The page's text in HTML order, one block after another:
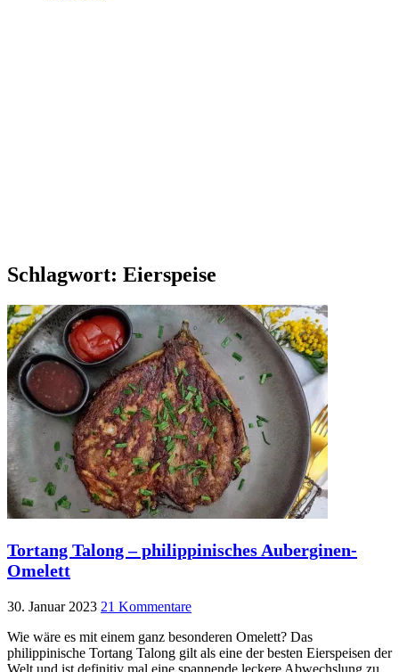
Schlagwort: Eierspeise
Tortang Talong – philippinisches Auberginen-
Omelett
30. Januar 2023 21 Kommentare
Wie wäre es mit einem ganz besonderen Omelett? Das
philippinische Tortang Talong gilt als eine der besten Eierspeisen der
Welt und ist definitiv mal eine spannende leckere Abwechslung zu